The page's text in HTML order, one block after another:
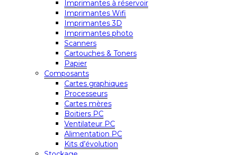
Imprimantes à réservoir
Imprimantes Wifi
Imprimantes 3D
Imprimantes photo
Scanners
Cartouches & Toners
Papier
Composants
Cartes graphiques
Processeurs
Cartes mères
Boitiers PC
Ventilateur PC
Alimentation PC
Kits d’évolution